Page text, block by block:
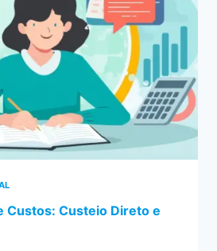
Custos: Custeio Direto e